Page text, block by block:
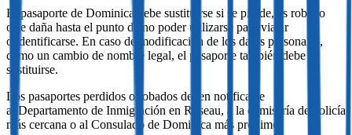
El pasaporte de Dominica debe sustituirse si se pierde, es robado
o se daña hasta el punto de no poder utilizarse para viajar
o identificarse. En caso de modificación de los datos personales,
como un cambio de nombre legal, el pasaporte también debe
sustituirse.
Los pasaportes perdidos o robados deben notificarse
al Departamento de Inmigración en Roseau, a la comisaría de policía
más cercana o al Consulado de Dominica más próximo.